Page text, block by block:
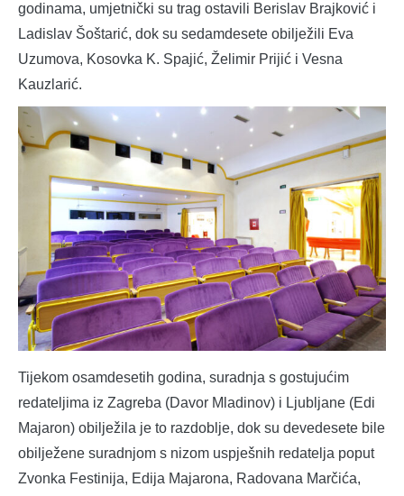
godinama, umjetnički su trag ostavili Berislav Brajković i
Ladislav Šoštarić, dok su sedamdesete obilježili Eva
Uzumova, Kosovka K. Spajić, Želimir Prijić i Vesna
Kauzlarić.
Tijekom osamdesetih godina, suradnja s gostujućim
redateljima iz Zagreba (Davor Mladinov) i Ljubljane (Edi
Majaron) obilježila je to razdoblje, dok su devedesete bile
obilježene suradnjom s nizom uspješnih redatelja poput
Zvonka Festinija, Edija Majarona, Radovana Marčića,